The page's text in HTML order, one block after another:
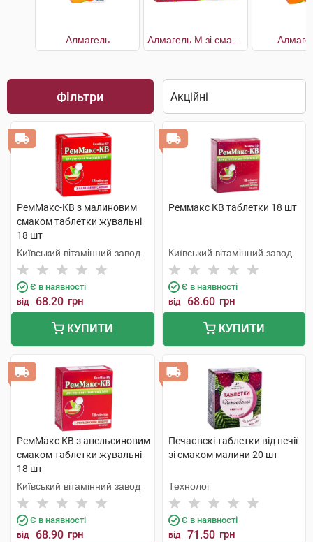
Алмагель
Фільтри
РемМакс-КВ з малиновим
смаком таблетки жувальні
18 шт
Київський вітамінний завод
Є в наявності
від 68.20 грн
КУПИТИ
Реммакс КВ таблетки 18 шт
Київський вітамінний завод
Є в наявності
від 68.60 грн
КУПИТИ
РемМакс КВ з апельсиновим
смаком таблетки жувальні
18 шт
Київський вітамінний завод
Є в наявності
від 68.90 грн
Печаєвскі таблетки від печії
зі смаком малини 20 шт
Технолог
Є в наявності
від 71.50 грн